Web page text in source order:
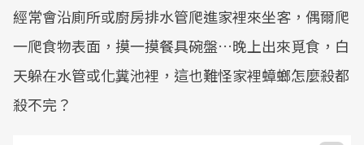
經常會沿廁所或廚房排水管爬進家裡來坐客，偶爾爬
一爬食物表面，摸一摸餐具碗盤…晚上出來覓食，白
天躲在水管或化糞池裡，這也難怪家裡蟑螂怎麼殺都
殺不完？